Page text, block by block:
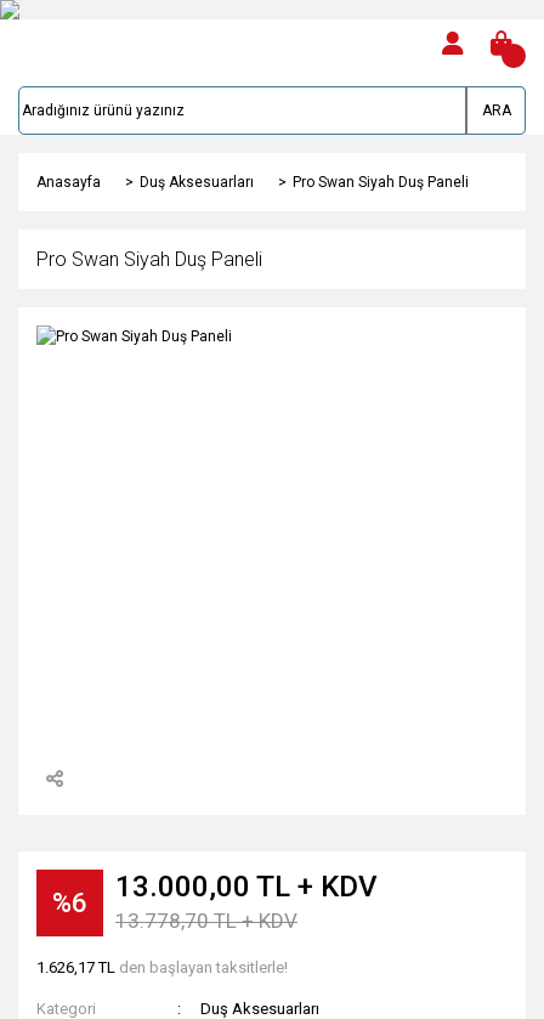
ARA
Anasayfa Duş Aksesuarları Pro Swan Siyah Duş Paneli
Pro Swan Siyah Duş Paneli
%6 13.000,00 TL + KDV
13.778,70 TL + KDV
1.626,17 TL den başlayan taksitlerle!
Kategori
Duş Aksesuarları